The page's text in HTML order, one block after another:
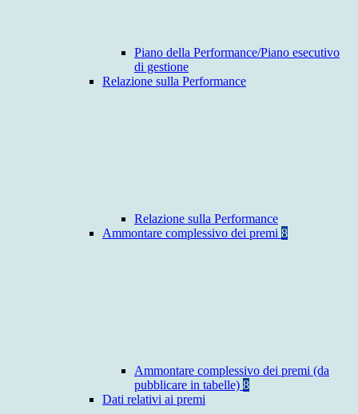
Piano della Performance/Piano esecutivo
di gestione
Relazione sulla Performance
Relazione sulla Performance
Ammontare complessivo dei premi 8
Ammontare complessivo dei premi (da
pubblicare in tabelle) 8
Dati relativi ai premi